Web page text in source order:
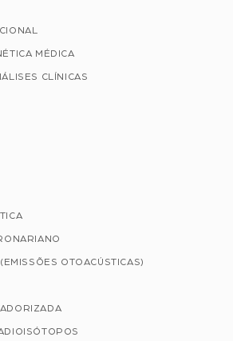
MÉDICA
CLÍNICAS
OTOACÚSTICAS)